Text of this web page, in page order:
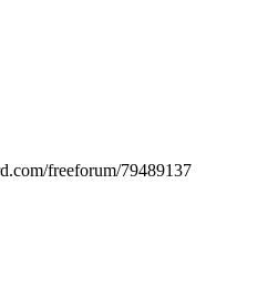
freeforum/79489137